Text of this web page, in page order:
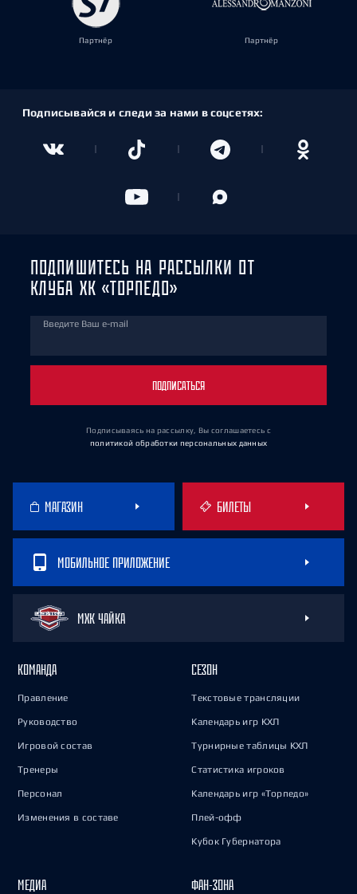
Партнёр Партнёр
Подписывайся и следи за нами в соцсетях:
ПОДПИШИТЕСЬ НА РАССЫЛКИ ОТ
КЛУБА ХК «ТОРПЕДО»
Введите Ваш e-mail
ПОДПИСАТЬСЯ
Подписываясь на рассылку, Вы соглашаетесь с
политикой обработки персональных данных
МАГАЗИН БИЛЕТЫ
МОБИЛЬНОЕ ПРИЛОЖЕНИЕ
МХК ЧАЙКА
КОМАНДА
Правление
Руководство
Игровой состав
Тренеры
Персонал
Изменения в составе
СЕЗОН
Текстовые трансляции
Календарь игр КХЛ
Турнирные таблицы КХЛ
Статистика игроков
Календарь игр «Торпедо»
Плей-офф
Кубок Губернатора
МЕДИА ФАН-ЗОНА